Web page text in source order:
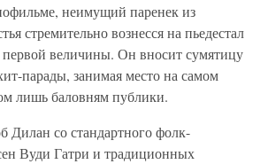
неимущий паренек из
стремительно вознесся на пьедестал
первой величины. Он вносит сумятицу
парады, занимая место на самом
лишь баловням публики.
Дилан со стандартного фолк-
Вуди Гатри и традиционных